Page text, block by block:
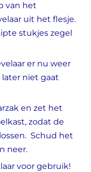
van het
uit het flesje.
stukjes zegel
er nu weer
niet gaat
en zet het
zodat de
Schud het
neer.
voor gebruik!